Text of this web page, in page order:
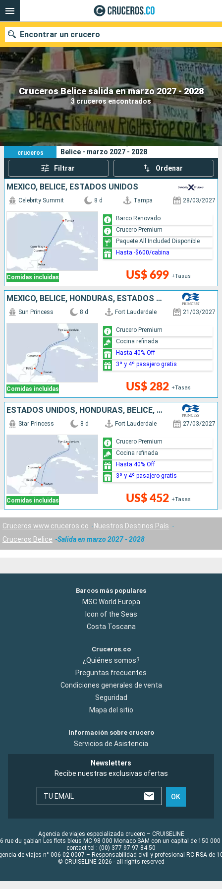
Cruceros Belice salida en marzo 2027 - 2028
3 cruceros encontrados
Encontrar un crucero
Fecha de salida
Buscar
3
cruceros
Sus criterios de búsqueda:
Belice - marzo 2027 - 2028
Filtrar Ordenar
MÉXICO, BELICE, ESTADOS UNIDOS
Comidas incluidas
Celebrity Summit 8 d Tampa 28/03/2027
US$ 699 +Tasas
Barco Renovado
Crucero Premium
Paquete All Included Disponible
Hasta -$600/cabina
MÉXICO, BELICE, HONDURAS, ESTADOS UNIDOS
Comidas incluidas
Sun Princess 8 d Fort Lauderdale 21/03/2027
US$ 282 +Tasas
Crucero Premium
Cocina refinada
Hasta 40% Off
3º y 4º pasajero gratis
ESTADOS UNIDOS, HONDURAS, BELICE, MÉXICO
Comidas incluidas
Star Princess 8 d Fort Lauderdale 27/03/2027
US$ 452 +Tasas
Crucero Premium
Cocina refinada
Hasta 40% Off
3º y 4º pasajero gratis
Cruceros www.cruceros.co
Nuestros Destinos País
Cruceros Belice
Salida en marzo 2027 - 2028
Barcos más populares
MSC World Europa
Icon of the Seas
Costa Toscana
Cruceros.co
¿Quiénes somos?
Preguntas frecuentes
Condiciones generales de venta
Seguridad
Mapa del sitio
Información sobre crucero
Servicios de Asistencia
Newsletters
Recibe nuestras exclusivas ofertas
TU EMAIL OK
Agencia de viajes especializada crucero – CRUISELINE
rue du gabian Les flots bleus MC 98 000 Monaco SAM con un capital de 150 000
contact tel : (00) 377 97 97 84 50
de viajes n° 006 02 0007 – Responsabilidad civil y profesional RC RSA de
© CRUISELINE 2026 - all rights reserved